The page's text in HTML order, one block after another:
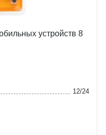
устройств 8
12/24